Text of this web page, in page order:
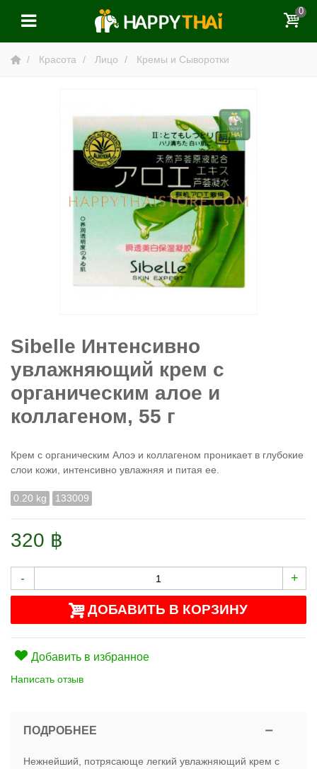
0
Красота Лицо Кремы и Сыворотки
Sibelle Интенсивно
увлажняющий крем с
органическим алое и
коллагеном, 55 г
Крем с органическим Алоэ и коллагеном проникает в глубокие
слои кожи, интенсивно увлажняя и питая ее.
0.20 kg 133009
320 ฿
- +
ДОБАВИТЬ В КОРЗИНУ
Добавить в избранное
Написать отзыв
ПОДРОБНЕЕ
Нежнейший, потрясающе легкий увлажняющий крем с